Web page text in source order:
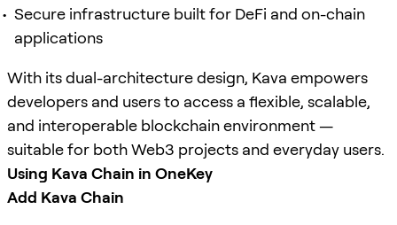
Secure infrastructure built for DeFi and on-chain
applications
With its dual-architecture design, Kava empowers
developers and users to access a flexible, scalable,
and interoperable blockchain environment —
suitable for both Web3 projects and everyday users.
Using Kava Chain in OneKey
Add Kava Chain